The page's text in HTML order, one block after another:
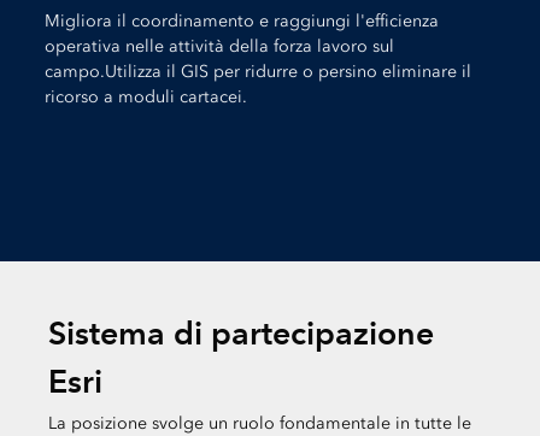
Migliora il coordinamento e raggiungi l'efficienza
operativa nelle attività della forza lavoro sul
campo.Utilizza il GIS per ridurre o persino eliminare il
ricorso a moduli cartacei.
Sistema di partecipazione
Esri
La posizione svolge un ruolo fondamentale in tutte le